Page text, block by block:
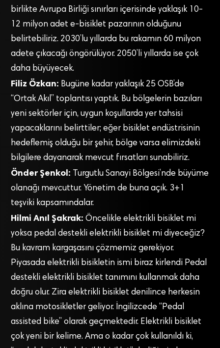
birlikte Avrupa Birliği sınırları içerisinde yaklaşık 10-
12 milyon adet e-bisiklet pazarının olduğunu
belirtebiliriz. 2030’lu yıllarda bu rakamın 60 milyon
adete çıkacağı öngörülüyor. 2050’li yıllarda ise çok
daha büyüyecek.
Filiz Özkan: Bugüne kadar yaklaşık 25 OSB’de
“Ortak Akıl” toplantısı yaptık. Bu bölgelerin bazıları
yeni sektörler için, uygun koşullarda yer tahsisi
yapacaklarını belirttiler; eğer bisiklet endüstrisinin
hedeflemiş olduğu bir şehir, bölge varsa elimizdeki
bilgilere dayanarak mevcut fırsatları sunabiliriz.
Önder Şenkol: Turgutlu Sanayi Bölgesi’nde büyüme
olanağı mevcuttur. Yönetim de buna açık. 3+1
teşviki kapsamındalar.
Hilmi Anıl Şakrak: Öncelikle elektrikli bisiklet mi
yoksa pedal destekli elektrikli bisiklet mi diyeceğiz?
Bu kavram kargaşasını çözmemiz gerekiyor.
Piyasada elektrikli bisikletin ismi biraz kirlendi Pedal
destekli elektrikli bisiklet tanımını kullanmak daha
doğru olur. Zira elektrikli bisiklet denilince herkesin
aklına motosikletler geliyor. İngilizcede “Pedal
assisted bike” olarak geçmektedir. Elektrikli bisiklet
çok yeni bir kelime. Ama o kadar çok kullanıldı ki,